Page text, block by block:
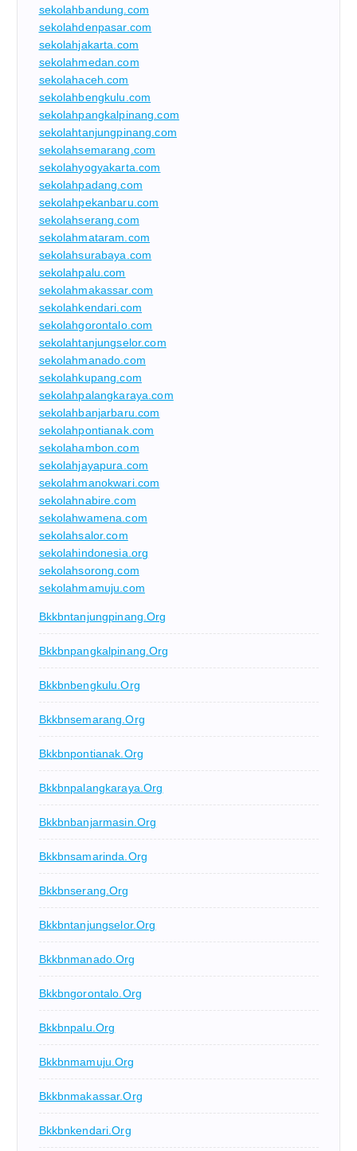
sekolahbandung.com
sekolahdenpasar.com
sekolahjakarta.com
sekolahmedan.com
sekolahaceh.com
sekolahbengkulu.com
sekolahpangkalpinang.com
sekolahtanjungpinang.com
sekolahsemarang.com
sekolahyogyakarta.com
sekolahpadang.com
sekolahpekanbaru.com
sekolahserang.com
sekolahmataram.com
sekolahsurabaya.com
sekolahpalu.com
sekolahmakassar.com
sekolahkendari.com
sekolahgorontalo.com
sekolahtanjungselor.com
sekolahmanado.com
sekolahkupang.com
sekolahpalangkaraya.com
sekolahbanjarbaru.com
sekolahpontianak.com
sekolahambon.com
sekolahjayapura.com
sekolahmanokwari.com
sekolahnabire.com
sekolahwamena.com
sekolahsalor.com
sekolahindonesia.org
sekolahsorong.com
sekolahmamuju.com
Bkkbntanjungpinang.org
Bkkbnpangkalpinang.org
Bkkbnbengkulu.org
Bkkbnsemarang.org
Bkkbnpontianak.org
Bkkbnpalangkaraya.org
Bkkbnbanjarmasin.org
Bkkbnsamarinda.org
Bkkbnserang.org
Bkkbntanjungselor.org
Bkkbnmanado.org
Bkkbngorontalo.org
Bkkbnpalu.org
Bkkbnmamuju.org
Bkkbnmakassar.org
Bkkbnkendari.org